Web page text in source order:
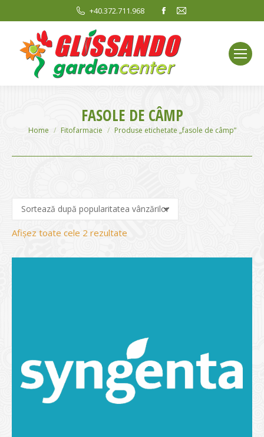
+40.372.711.968
Facebook
opens
in
new
window
Mail
window
FASOLE DE CÂMP
You are here:
Home Fitofarmacie Produse etichetate „fasole de câmp”
Afișez toate cele 2 rezultate
evaluarea